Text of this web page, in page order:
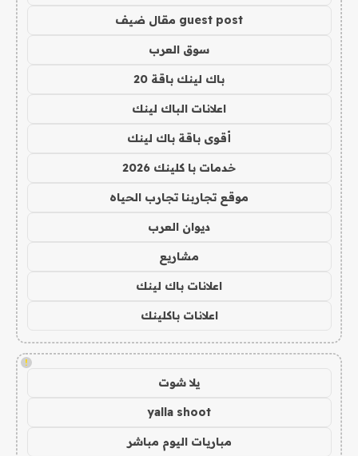
guest post مقال ضيف
سوق العرب
باك لينك باقة 20
اعلانات الباك لينك
أقوى باقة باك لينك
خدمات با كلينك 2026
موقع تجاربنا تجارب الحياه
ديوان العرب
مشاريع
اعلانات باك لينك
اعلانات باكلينك
!
يلا شوت
yalla shoot
مباريات اليوم مباشر